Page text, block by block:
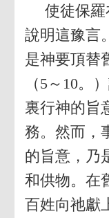
使徒保
說明這豫言
是神要頂替
（5～10。
裏行神的旨
務。然而，
的旨意，乃
和供物。在
百姓向祂獻